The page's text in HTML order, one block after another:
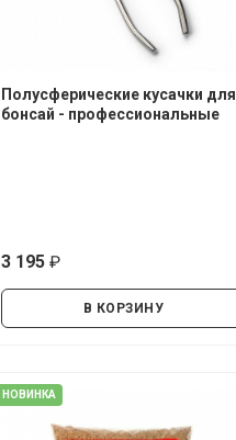
Полусферические кусачки для
бонсай - профессиональные
3 195
В КОРЗИНУ
НОВИНКА